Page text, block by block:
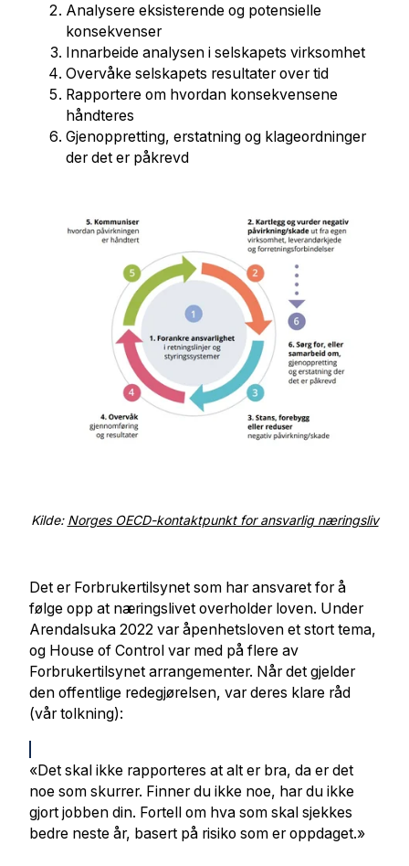
Analysere eksisterende og potensielle
konsekvenser
Innarbeide analysen i selskapets virksomhet
Overvåke selskapets resultater over tid
Rapportere om hvordan konsekvensene
håndteres
Gjenoppretting, erstatning og klageordninger
der det er påkrevd
Kilde: Norges OECD-kontaktpunkt for ansvarlig næringsliv
Det er Forbrukertilsynet som har ansvaret for å
følge opp at næringslivet overholder loven. Under
Arendalsuka 2022 var åpenhetsloven et stort tema,
og House of Control var med på flere av
Forbrukertilsynet arrangementer. Når det gjelder
den offentlige redegjørelsen, var deres klare råd
(vår tolkning):
«Det skal ikke rapporteres at alt er bra, da er det
noe som skurrer. Finner du ikke noe, har du ikke
gjort jobben din. Fortell om hva som skal sjekkes
bedre neste år, basert på risiko som er oppdaget.»